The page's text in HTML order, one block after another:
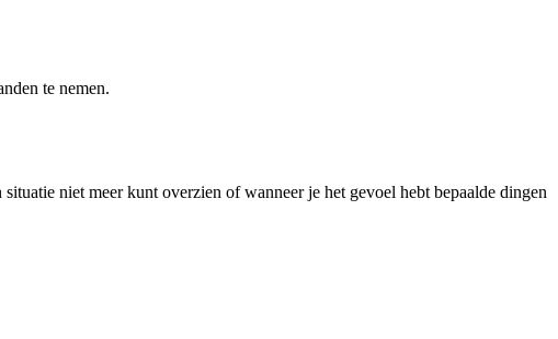
te nemen.
niet meer kunt overzien of wanneer je het gevoel hebt bepaalde dingen